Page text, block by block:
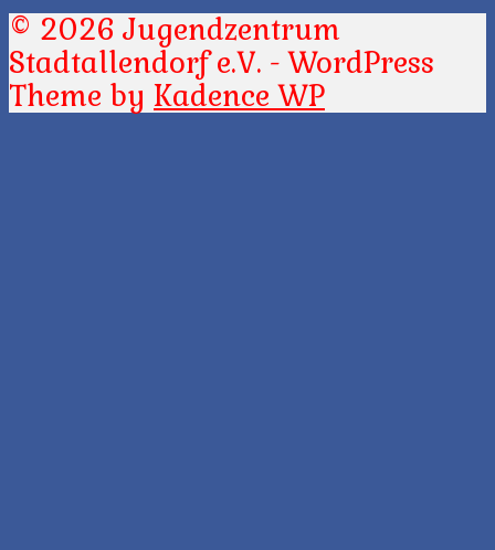
© 2026 Jugendzentrum
Stadtallendorf e.V. - WordPress
Theme by Kadence WP